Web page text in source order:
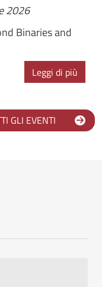
2026
Binaries and
Leggi di più
GLI EVENTI